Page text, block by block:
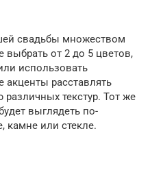
свадьбы множеством
выбрать от 2 до 5 цветов,
использовать
акценты расставлять
текстур. Тот же
выглядеть по-
камне или стекле.